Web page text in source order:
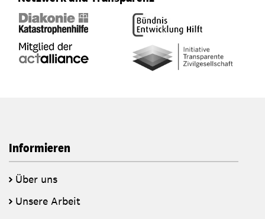
Informieren
Über uns
Unsere Arbeit